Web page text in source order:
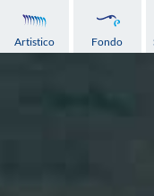
Artistico Fondo